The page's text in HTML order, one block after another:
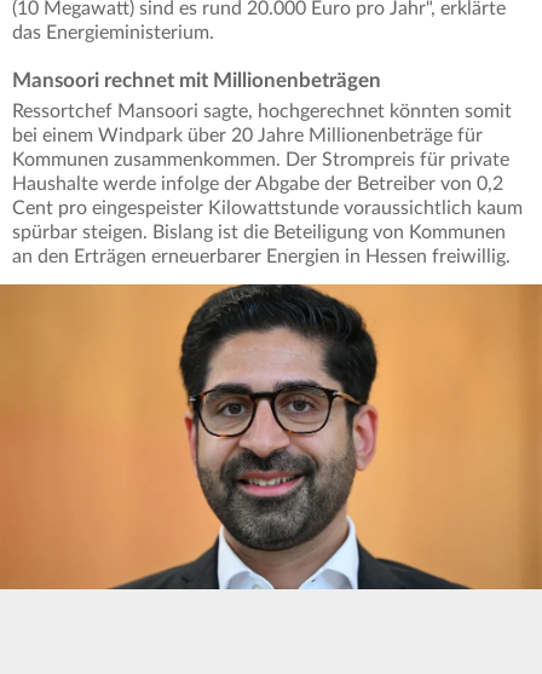
(10 Megawatt) sind es rund 20.000 Euro pro Jahr", erklärte
das Energieministerium.
Mansoori rechnet mit Millionenbeträgen
Ressortchef Mansoori sagte, hochgerechnet könnten somit
bei einem Windpark über 20 Jahre Millionenbeträge für
Kommunen zusammenkommen. Der Strompreis für private
Haushalte werde infolge der Abgabe der Betreiber von 0,2
Cent pro eingespeister Kilowattstunde voraussichtlich kaum
spürbar steigen. Bislang ist die Beteiligung von Kommunen
an den Erträgen erneuerbarer Energien in Hessen freiwillig.